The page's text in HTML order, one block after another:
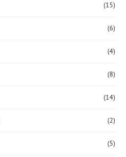
(15)
(6)
(4)
(8)
(14)
(2)
(5)